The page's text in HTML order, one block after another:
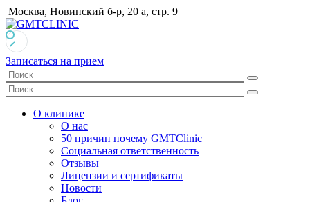
Москва, Новинский б-р, 20 а, стр. 9
Записаться на прием
О клинике
О нас
50 причин почему GMTClinic
Социальная ответственность
Отзывы
Лицензии и сертификаты
Новости